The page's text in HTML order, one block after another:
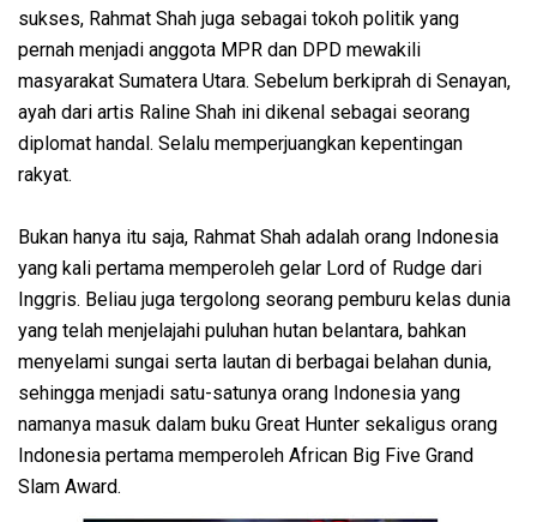
sukses, Rahmat Shah juga sebagai tokoh politik yang
pernah menjadi anggota MPR dan DPD mewakili
masyarakat Sumatera Utara. Sebelum berkiprah di Senayan,
ayah dari artis Raline Shah ini dikenal sebagai seorang
diplomat handal. Selalu memperjuangkan kepentingan
rakyat.
Bukan hanya itu saja, Rahmat Shah adalah orang Indonesia
yang kali pertama memperoleh gelar Lord of Rudge dari
Inggris. Beliau juga tergolong seorang pemburu kelas dunia
yang telah menjelajahi puluhan hutan belantara, bahkan
menyelami sungai serta lautan di berbagai belahan dunia,
sehingga menjadi satu-satunya orang Indonesia yang
namanya masuk dalam buku Great Hunter sekaligus orang
Indonesia pertama memperoleh African Big Five Grand
Slam Award.